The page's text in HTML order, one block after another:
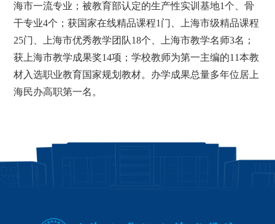
海市一流专业；被教育部认定的生产性实训基地1个、骨
干专业4个；获国家在线精品课程1门、上海市级精品课程
25门、上海市优秀教学团队18个、上海市教学名师3名；
获上海市教学成果奖14项；学校教师为第一主编的11本教
材入选职业教育国家规划教材。办学成果总量多年位居上
海民办高职第一名。